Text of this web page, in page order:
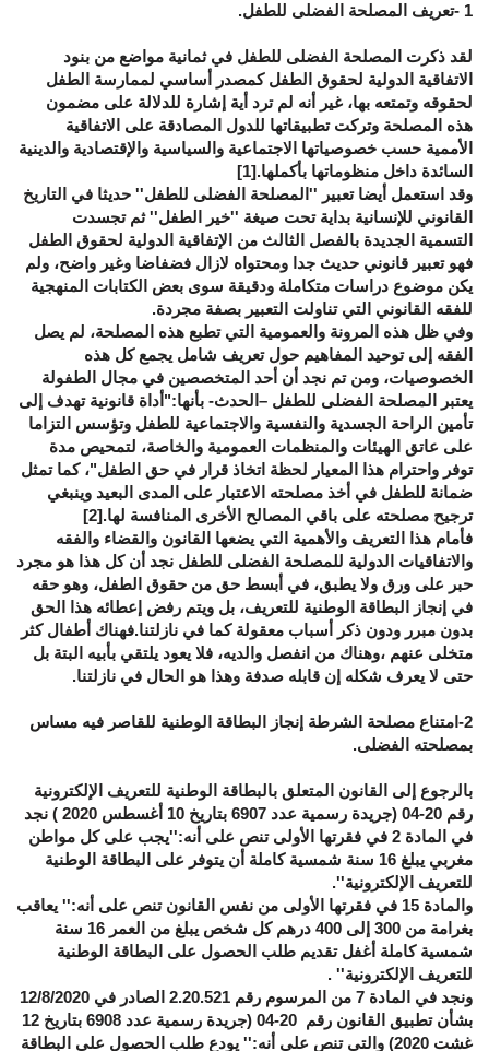
1 -تعريف المصلحة الفضلى للطفل.
لقد ذكرت المصلحة الفضلى للطفل في ثمانية مواضع من بنود
الاتفاقية الدولية لحقوق الطفل كمصدر أساسي لممارسة الطفل
لحقوقه وتمتعه بها، غير أنه لم ترد أية إشارة للدلالة على مضمون
هذه المصلحة وتركت تطبيقاتها للدول المصادقة على الاتفاقية
الأممية حسب خصوصياتها الاجتماعية والسياسية والإقتصادية والدينية
السائدة داخل منظوماتها بأكملها.[1]
وقد استعمل أيضا تعبير ''المصلحة الفضلى للطفل'' حديثا في التاريخ
القانوني للإنسانية بداية تحت صيغة ''خير الطفل'' ثم تجسدت
التسمية الجديدة بالفصل الثالث من الإتفاقية الدولية لحقوق الطفل
فهو تعبير قانوني حديث جدا ومحتواه لازال فضفاضا وغير واضح، ولم
يكن موضوع دراسات متكاملة ودقيقة سوى بعض الكتابات المنهجية
للفقه القانوني التي تناولت التعبير بصفة مجردة.
وفي ظل هذه المرونة والعمومية التي تطبع هذه المصلحة، لم يصل
الفقه إلى توحيد المفاهيم حول تعريف شامل يجمع كل هذه
الخصوصيات، ومن تم نجد أن أحد المتخصصين في مجال الطفولة
يعتبر المصلحة الفضلى للطفل –الحدث- بأنها:"أداة قانونية تهدف إلى
تأمين الراحة الجسدية والنفسية والاجتماعية للطفل وتؤسس التزاما
على عاتق الهيئات والمنظمات العمومية والخاصة، لتمحيص مدة
توفر واحترام هذا المعيار لحظة اتخاذ قرار في حق الطفل"، كما تمثل
ضمانة للطفل في أخذ مصلحته الاعتبار على المدى البعيد وينبغي
ترجيح مصلحته على باقي المصالح الأخرى المنافسة لها.[2]
فأمام هذا التعريف والأهمية التي يضعها القانون والقضاء والفقه
والاتفاقيات الدولية للمصلحة الفضلى للطفل نجد أن كل هذا هو مجرد
حبر على ورق ولا يطبق، في أبسط حق من حقوق الطفل، وهو حقه
في إنجاز البطاقة الوطنية للتعريف، بل ويتم رفض إعطائه هذا الحق
بدون مبرر ودون ذكر أسباب معقولة كما في نازلتنا.فهناك أطفال كثر
متخلى عنهم ،وهناك من انفصل والديه، فلا يعود يلتقي بأبيه البتة بل
حتى لا يعرف شكله إن قابله صدفة وهذا هو الحال في نازلتنا.
2-امتناع مصلحة الشرطة إنجاز البطاقة الوطنية للقاصر فيه مساس
بمصلحته الفضلى.
بالرجوع إلى القانون المتعلق بالبطاقة الوطنية للتعريف الإلكترونية
رقم 20-04 (جريدة رسمية عدد 6907 بتاريخ 10 أغسطس 2020 ) نجد
في المادة 2 في فقرتها الأولى تنص على أنه:''يجب على كل مواطن
مغربي يبلغ 16 سنة شمسية كاملة أن يتوفر على البطاقة الوطنية
للتعريف الإلكترونية''.
والمادة 15 في فقرتها الأولى من نفس القانون تنص على أنه:'' يعاقب
بغرامة من 300 إلى 400 درهم كل شخص يبلغ من العمر 16 سنة
شمسية كاملة أغفل تقديم طلب الحصول على البطاقة الوطنية
للتعريف الإلكترونية'' .
ونجد في المادة 7 من المرسوم رقم 2.20.521 الصادر في 12/8/2020
بشأن تطبيق القانون رقم 20-04 (جريدة رسمية عدد 6908 بتاريخ 12
غشت 2020) والتي تنص على أنه:'' يودع طلب الحصول على البطاقة